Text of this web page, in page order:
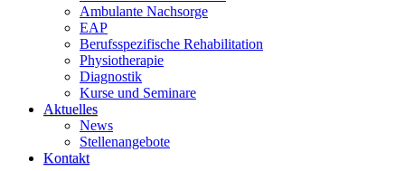
Ambulante Nachsorge
EAP
Berufsspezifische Rehabilitation
Physiotherapie
Diagnostik
Kurse und Seminare
Aktuelles
News
Stellenangebote
Kontakt